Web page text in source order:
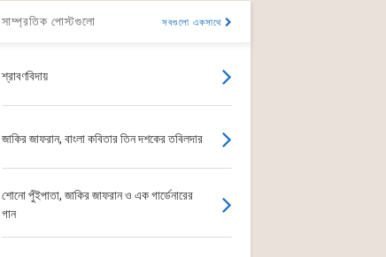
সাম্প্রতিক পোস্টগুলো সবগুলো একসাথে
শ্রাবণবিদায়
জাকির জাফরান, বাংলা কবিতার তিন দশকের তবিলদার
শোনো পুঁইপাতা, জাকির জাফরান ও এক গার্ডেনারের
গান